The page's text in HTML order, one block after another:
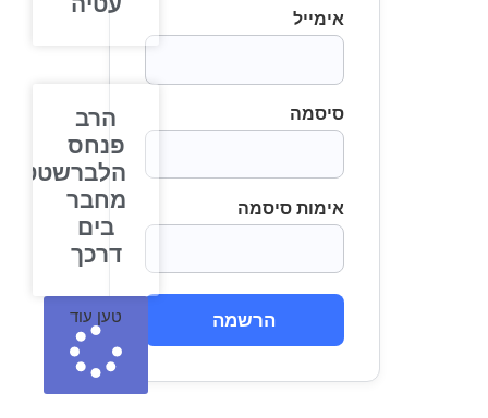
אימייל
סיסמה
אימות סיסמה
הרשמה
הרב
פנחס
הלברשטט
מחבר
בים
דרכך
טען עוד